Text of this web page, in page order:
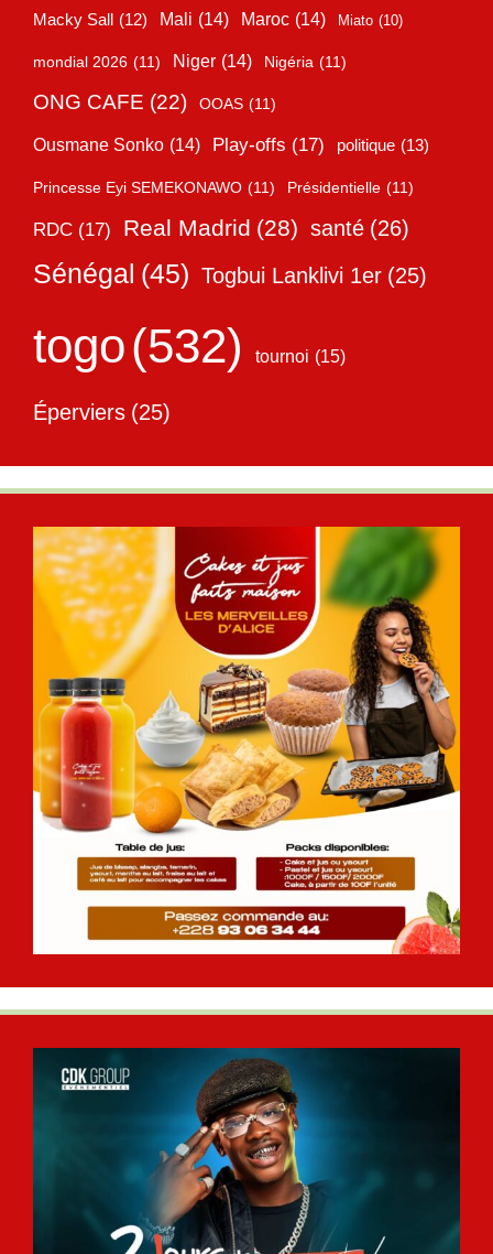
Macky Sall (12) Mali (14) Maroc (14) Miato (10)
mondial 2026 (11) Niger (14) Nigéria (11)
ONG CAFE (22) OOAS (11)
Ousmane Sonko (14) Play-offs (17) politique (13)
Princesse Eyi SEMEKONAWO (11) Présidentielle (11)
RDC (17) Real Madrid (28) santé (26)
Sénégal (45) Togbui Lanklivi 1er (25)
togo(532) tournoi (15)
Éperviers (25)